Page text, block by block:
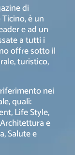
di
è un
e ad un
a tutti i
offre sotto il
turistico,
nei
quali:
Life Style,
e
Salute e